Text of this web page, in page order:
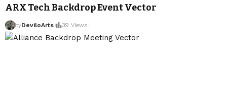
ARX Tech Backdrop Event Vector
byDeviloArts 39 Views